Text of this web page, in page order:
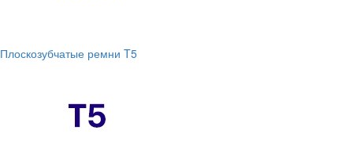
Плоскозубчатые ремни T5